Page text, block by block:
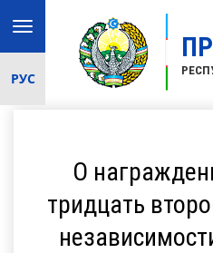
Toggle
navigation
РУС
О
тридцать